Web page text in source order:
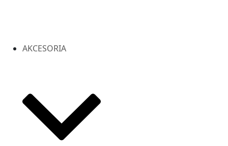
AKCESORIA